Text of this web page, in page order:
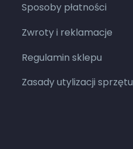
Sposoby płatności
Zwroty i reklamacje
Regulamin sklepu
Zasady utylizacji sprzętu